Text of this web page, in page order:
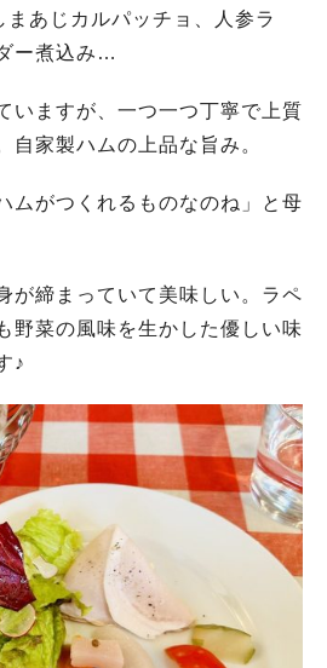
あじカルパッチョ、人参ラ
ー煮込み…
いますが、一つ一つ丁寧で上質
自家製ハムの上品な旨み。
ムがつくれるものなのね」と母
が締まっていて美味しい。ラペ
野菜の風味を生かした優しい味
♪